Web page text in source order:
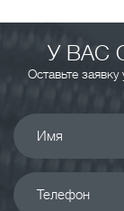
У ВАС
Оставьте
Имя
Телефон